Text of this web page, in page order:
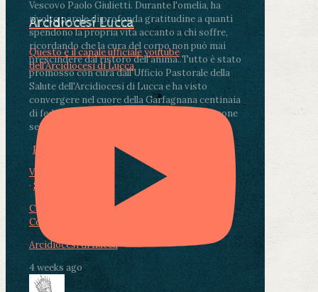
Vescovo Paolo Giulietti. Durante l'omelia, ha
rivolto parole di profonda gratitudine a quanti
spendono la propria vita accanto a chi soffre,
ricordando che la cura del corpo non può mai
prescindere dal ristoro dell'anima..Tutto è stato
promosso con cura dall'Ufficio Pastorale della
Salute dell'Arcidiocesi di Lucca e ha visto
convergere nel cuore della Garfagnana centinaia
di fedeli, operatori sanitari, volontari e persone
segnate dalla malattia.
Photo
View on Facebook
· Share
Condividi su Facebook
Condividi su LinkedIn
Arcidiocesi di Lucca
4 weeks ago
Arcidiocesi Lucca
Questo è il canale ufficiale youtube
dell'Arcidiocesi di Lucca